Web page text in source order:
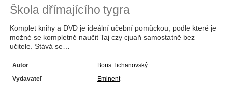
Škola dřímajícího tygra
Komplet knihy a DVD je ideální učební pomůckou, podle které je
možné se kompletně naučit Taj czy cjuaň samostatně bez
učitele. Stává se…
Autor
Boris Tichanovský
Vydavateľ
Eminent